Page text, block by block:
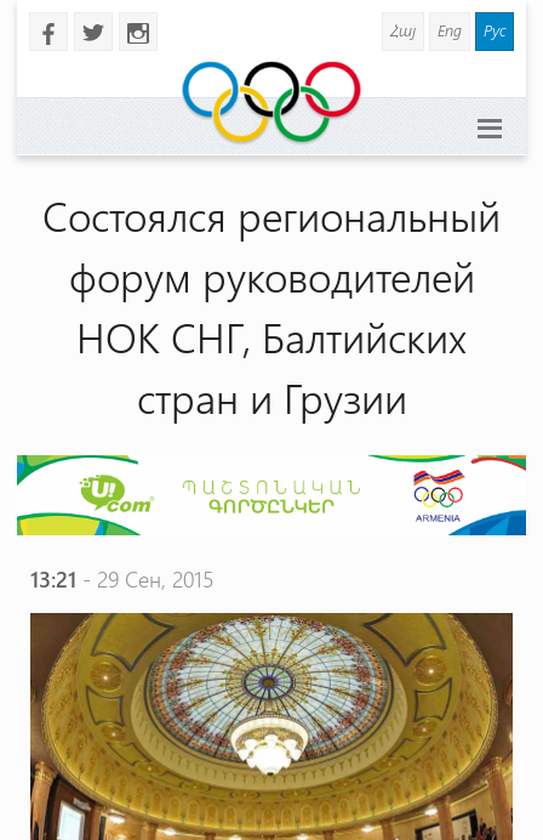
b a x Հայ Eng Рус
Состоялся региональный
форум руководителей
НОК СНГ, Балтийских
стран и Грузии
13:21 - 29 Сен, 2015